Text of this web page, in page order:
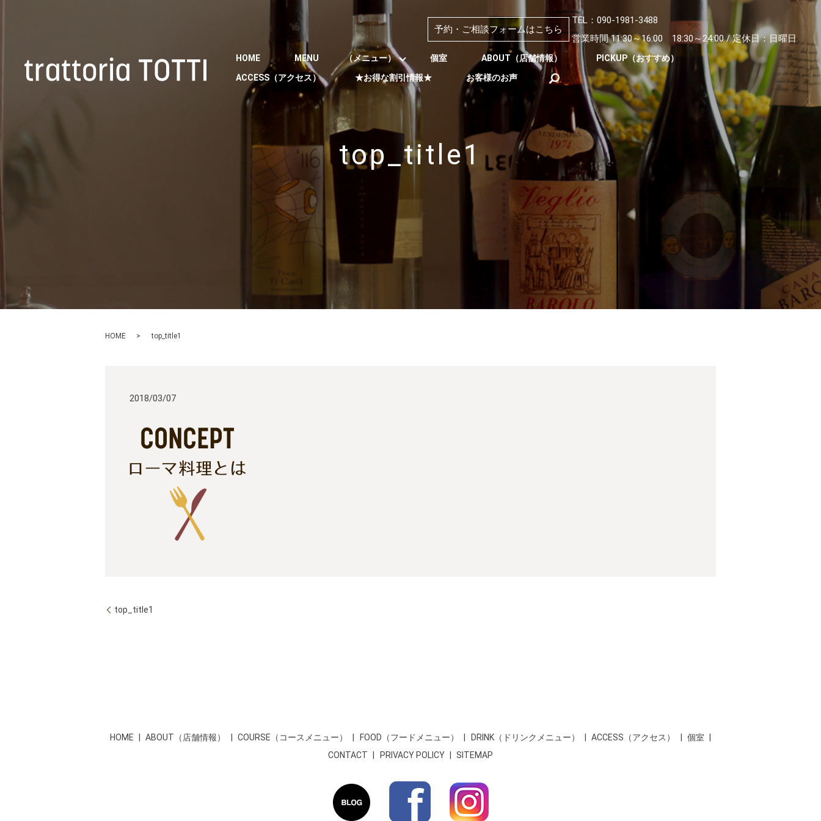
予約・ご相談フォームはこちら
TEL：090-1981-3488
営業時間 11:30～16:00 18:30～24:00 / 定休日：日曜日
HOME MENU （メニュー） 個室 ABOUT（店舗情報） PICKUP（おすすめ）
ACCESS（アクセス） ★お得な割引情報★ お客様のお声 search
top_title1
HOME top_title1
2018/03/07
top_title1
HOME ABOUT（店舗情報） COURSE（コースメニュー） FOOD（フードメニュー） DRINK（ドリンクメニュー） ACCESS（アクセス）
個室
CONTACT
PRIVACY POLICY SITEMAP